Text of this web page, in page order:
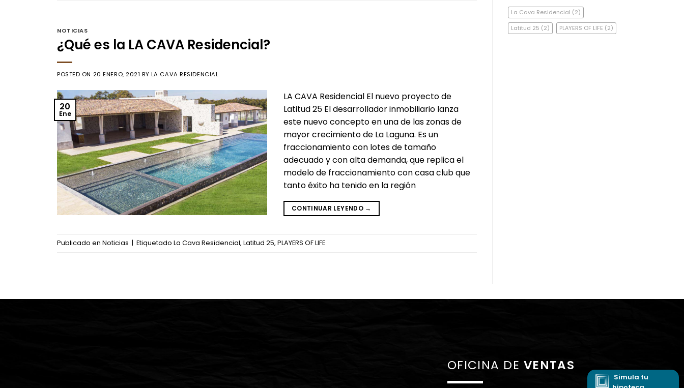
NOTICIAS
¿Qué es la LA CAVA Residencial?
POSTED ON 20 ENERO, 2021 BY LA CAVA RESIDENCIAL
20
Ene
LA CAVA Residencial El nuevo proyecto de
Latitud 25 El desarrollador inmobiliario lanza
este nuevo concepto en una de las zonas de
mayor crecimiento de La Laguna. Es un
fraccionamiento con lotes de tamaño
adecuado y con alta demanda, que replica el
modelo de fraccionamiento con casa club que
tanto éxito ha tenido en la región
CONTINUAR LEYENDO →
Publicado en Noticias | Etiquetado La Cava Residencial, Latitud 25, PLAYERS OF LIFE
La Cava Residencial (2)
Latitud 25 (2) PLAYERS OF LIFE (2)
Simula tu
OFICINA DE VENTAS